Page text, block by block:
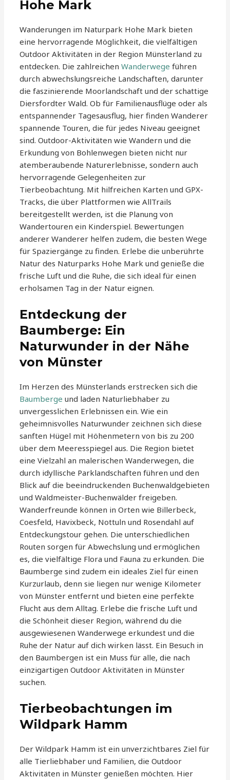
Hohe Mark
Wanderungen im Naturpark Hohe Mark bieten
eine hervorragende Möglichkeit, die vielfältigen
Outdoor Aktivitäten in der Region Münsterland zu
entdecken. Die zahlreichenWanderwege führen
durch abwechslungsreiche Landschaften, darunter
die faszinierende Moorlandschaft und der schattige
Diersfordter Wald. Ob für Familienausflüge oder als
entspannender Tagesausflug, hier finden Wanderer
spannende Touren, die für jedes Niveau geeignet
sind. Outdoor-Aktivitäten wie Wandern und die
Erkundung von Bohlenwegen bieten nicht nur
atemberaubende Naturerlebnisse, sondern auch
hervorragende Gelegenheiten zur
Tierbeobachtung. Mit hilfreichen Karten und GPX-
Tracks, die über Plattformen wie AllTrails
bereitgestellt werden, ist die Planung von
Wandertouren ein Kinderspiel. Bewertungen
anderer Wanderer helfen zudem, die besten Wege
für Spaziergänge zu finden. Erlebe die unberührte
Natur des Naturparks Hohe Mark und genieße die
frische Luft und die Ruhe, die sich ideal für einen
erholsamen Tag in der Natur eignen.
Entdeckung der
Baumberge: Ein
Naturwunder in der Nähe
von Münster
Im Herzen des Münsterlands erstrecken sich die
Baumberge und laden Naturliebhaber zu
unvergesslichen Erlebnissen ein. Wie ein
geheimnisvolles Naturwunder zeichnen sich diese
sanften Hügel mit Höhenmetern von bis zu 200
über dem Meeresspiegel aus. Die Region bietet
eine Vielzahl an malerischen Wanderwegen, die
durch idyllische Parklandschaften führen und den
Blick auf die beeindruckenden Buchenwaldgebieten
und Waldmeister-Buchenwälder freigeben.
Wanderfreunde können in Orten wie Billerbeck,
Coesfeld, Havixbeck, Nottuln und Rosendahl auf
Entdeckungstour gehen. Die unterschiedlichen
Routen sorgen für Abwechslung und ermöglichen
es, die vielfältige Flora und Fauna zu erkunden. Die
Baumberge sind zudem ein ideales Ziel für einen
Kurzurlaub, denn sie liegen nur wenige Kilometer
von Münster entfernt und bieten eine perfekte
Flucht aus dem Alltag. Erlebe die frische Luft und
die Schönheit dieser Region, während du die
ausgewiesenen Wanderwege erkundest und die
Ruhe der Natur auf dich wirken lässt. Ein Besuch in
den Baumbergen ist ein Muss für alle, die nach
einzigartigen Outdoor Aktivitäten in Münster
suchen.
Tierbeobachtungen im
Wildpark Hamm
Der Wildpark Hamm ist ein unverzichtbares Ziel für
alle Tierliebhaber und Familien, die Outdoor
Aktivitäten in Münster genießen möchten. Hier